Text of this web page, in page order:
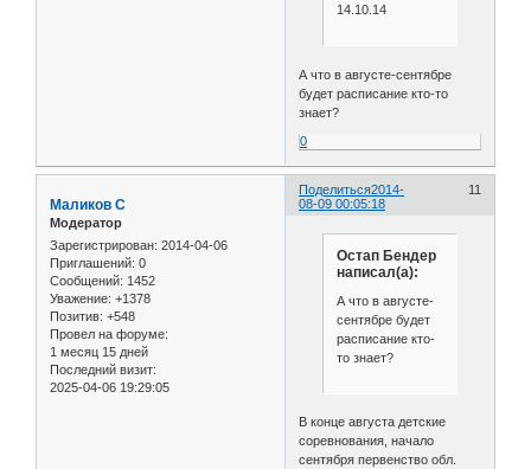
14.10.14
А что в августе-сентябре
будет расписание кто-то
знает?
0
Поделиться 11
2014-
08-09 00:05:18
Маликов С
Модератор
Зарегистрирован: 2014-04-06
Приглашений: 0
Сообщений: 1452
Уважение: +1378
Позитив: +548
Провел на форуме:
1 месяц 15 дней
Последний визит:
2025-04-06 19:29:05
Остап Бендер
написал(а):
А что в августе-
сентябре будет
расписание кто-
то знает?
В конце августа детские
соревнования, начало
сентября первенство обл.